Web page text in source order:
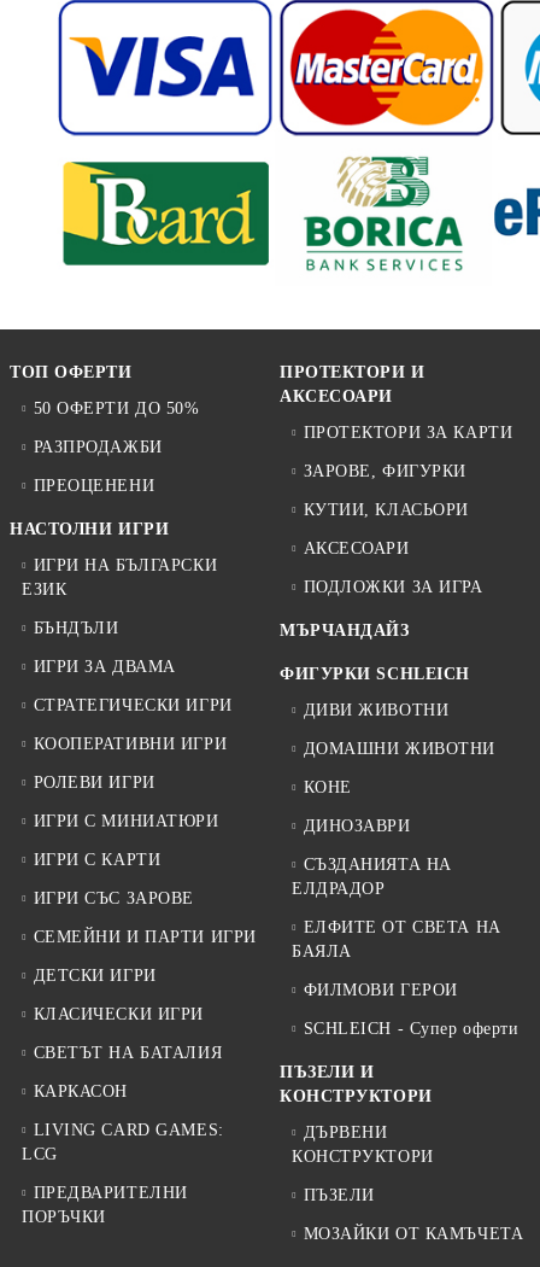
ТОП ОФЕРТИ
50 ОФЕРТИ ДО 50%
РАЗПРОДАЖБИ
ПРЕОЦЕНЕНИ
НАСТОЛНИ ИГРИ
ИГРИ НА БЪЛГАРСКИ
ЕЗИК
БЪНДЪЛИ
ИГРИ ЗА ДВАМА
СТРАТЕГИЧЕСКИ ИГРИ
КООПЕРАТИВНИ ИГРИ
РОЛЕВИ ИГРИ
ИГРИ С МИНИАТЮРИ
ИГРИ С КАРТИ
ИГРИ СЪС ЗАРОВЕ
СЕМЕЙНИ И ПАРТИ ИГРИ
ДЕТСКИ ИГРИ
КЛАСИЧЕСКИ ИГРИ
СВЕТЪТ НА БАТАЛИЯ
КАРКАСОН
LIVING CARD GAMES:
LCG
ПРЕДВАРИТЕЛНИ
ПОРЪЧКИ
ПРОТЕКТОРИ И
АКСЕСОАРИ
ПРОТЕКТОРИ ЗА КАРТИ
ЗАРОВЕ, ФИГУРКИ
КУТИИ, КЛАСЬОРИ
АКСЕСОАРИ
ПОДЛОЖКИ ЗА ИГРА
МЪРЧАНДАЙЗ
ФИГУРКИ SCHLEICH
ДИВИ ЖИВОТНИ
ДОМАШНИ ЖИВОТНИ
КОНЕ
ДИНОЗАВРИ
СЪЗДАНИЯТА НА
ЕЛДРАДОР
ЕЛФИТЕ ОТ СВЕТА НА
БАЯЛА
ФИЛМОВИ ГЕРОИ
SCHLEICH - Супер оферти
ПЪЗЕЛИ И
КОНСТРУКТОРИ
ДЪРВЕНИ
КОНСТРУКТОРИ
ПЪЗЕЛИ
МОЗАЙКИ ОТ КАМЪЧЕТА